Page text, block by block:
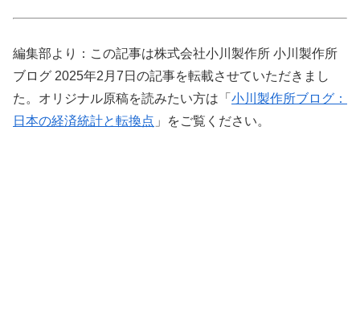
編集部より：この記事は株式会社小川製作所 小川製作所
ブログ 2025年2月7日の記事を転載させていただきまし
た。オリジナル原稿を読みたい方は「 小川製作所ブログ：
日本の経済統計と転換点 」をご覧ください。